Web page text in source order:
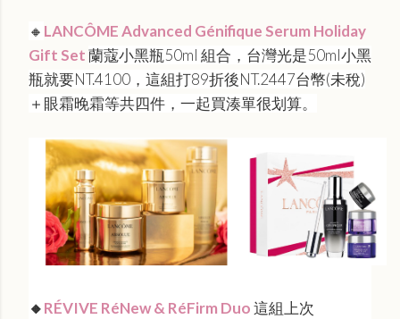
🔸 LANCÔME Advanced Génifique Serum Holiday
Gift Set蘭蔻小黑瓶50ml 組合，台灣光是50ml小黑
瓶就要NT.4100，這組打89折後NT.2447台幣(未稅)
＋眼霜晚霜等共四件，一起買湊單很划算。
🔸RÉVIVE RéNew & RéFirm Duo這組上次